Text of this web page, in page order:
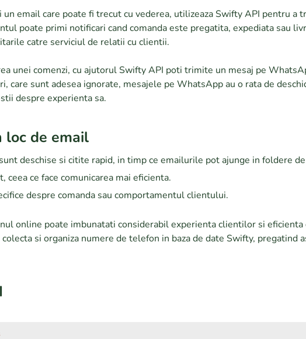
un email care poate fi trecut cu vederea, utilizeaza Swifty API pentru a
poate primi notificari cand comanda este pregatita, expediata sau
catre serviciul de relatii cu clientii.
unei comenzi, cu ajutorul Swifty API poti trimite un mesaj pe
care sunt adesea ignorate, mesajele pe WhatsApp au o rata de
despre experienta sa.
de email
deschise si citite rapid, in timp ce emailurile pot ajunge in foldere
ceea ce face comunicarea mai eficienta.
despre comanda sau comportamentul clientului.
online poate imbunatati considerabil experienta clientilor si
si organiza numere de telefon in baza de date Swifty, pregatind